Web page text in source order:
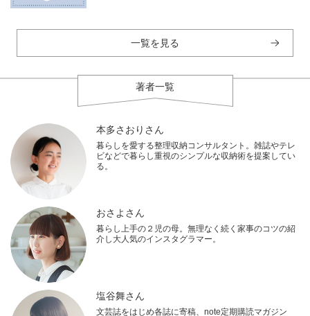
一覧を見る
著者一覧
本多さおりさん
暮らしを愛する整理収納コンサルタント。雑誌やテレ
ビなどで暮らし重視のシンプルな収納術を提案してい
る。
おさよさん
暮らし上手の２児の母。無理なく続く家事のコツの紹
介し大人気のインスタグラマー。
塩谷舞さん
文芸誌をはじめ各誌に寄稿、note定期購読マガジン